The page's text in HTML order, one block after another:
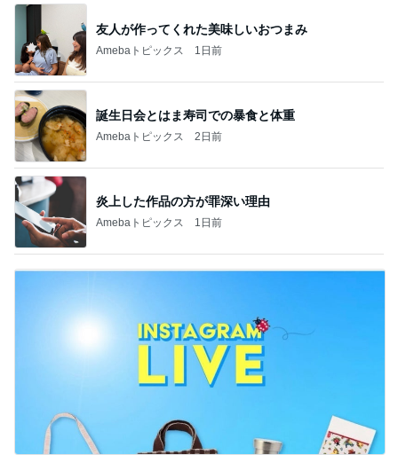
友人が作ってくれた美味しいおつまみ
Amebaトピックス 1日前
誕生日会とはま寿司での暴食と体重
Amebaトピックス 2日前
炎上した作品の方が罪深い理由
Amebaトピックス 1日前